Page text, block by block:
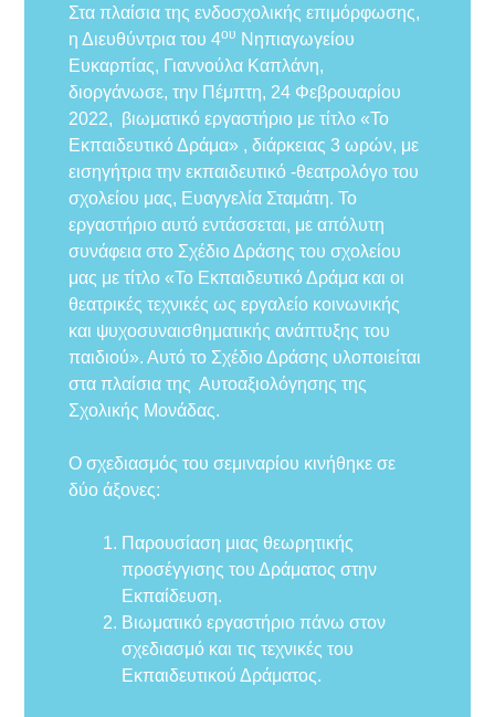
Στα πλαίσια της ενδοσχολικής επιμόρφωσης,
η Διευθύντρια του 4ου Νηπιαγωγείου
Ευκαρπίας, Γιαννούλα Καπλάνη,
διοργάνωσε, την Πέμπτη, 24 Φεβρουαρίου
2022, βιωματικό εργαστήριο με τίτλο «Το
Εκπαιδευτικό Δράμα» , διάρκειας 3 ωρών, με
εισηγήτρια την εκπαιδευτικό -θεατρολόγο του
σχολείου μας, Ευαγγελία Σταμάτη. Το
εργαστήριο αυτό εντάσσεται, με απόλυτη
συνάφεια στο Σχέδιο Δράσης του σχολείου
μας με τίτλο «Το Εκπαιδευτικό Δράμα και οι
θεατρικές τεχνικές ως εργαλείο κοινωνικής
και ψυχοσυναισθηματικής ανάπτυξης του
παιδιού». Αυτό το Σχέδιο Δράσης υλοποιείται
στα πλαίσια της Αυτοαξιολόγησης της
Σχολικής Μονάδας.
Ο σχεδιασμός του σεμιναρίου κινήθηκε σε
δύο άξονες:
Παρουσίαση μιας θεωρητικής
προσέγγισης του Δράματος στην
Εκπαίδευση.
Βιωματικό εργαστήριο πάνω στον
σχεδιασμό και τις τεχνικές του
Εκπαιδευτικού Δράματος.